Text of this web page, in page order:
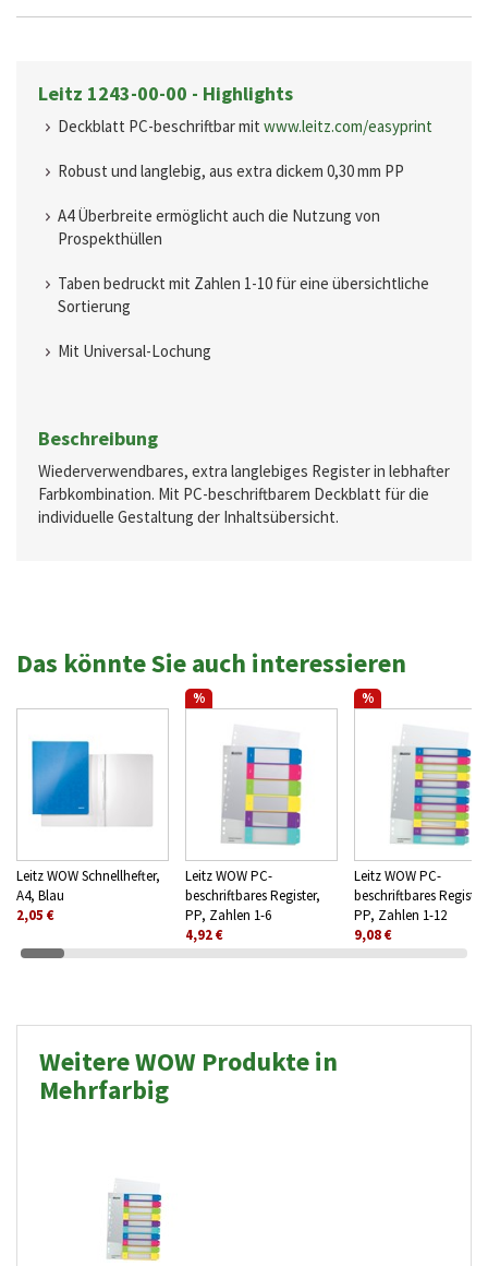
Leitz 1243-00-00 - Highlights
Deckblatt PC-beschriftbar mit www.leitz.com/easyprint
Robust und langlebig, aus extra dickem 0,30 mm PP
A4 Überbreite ermöglicht auch die Nutzung von
Prospekthüllen
Taben bedruckt mit Zahlen 1-10 für eine übersichtliche
Sortierung
Mit Universal-Lochung
Beschreibung
Wiederverwendbares, extra langlebiges Register in lebhafter
Farbkombination. Mit PC-beschriftbarem Deckblatt für die
individuelle Gestaltung der Inhaltsübersicht.
Das könnte Sie auch interessieren
Leitz WOW Schnellhefter,
A4, Blau
2,05 €
%
Leitz WOW PC-
beschriftbares Register,
PP, Zahlen 1-6
4,92 €
%
Leitz WOW PC-
beschriftbares Register,
PP, Zahlen 1-12
9,08 €
Weitere WOW Produkte in
Mehrfarbig